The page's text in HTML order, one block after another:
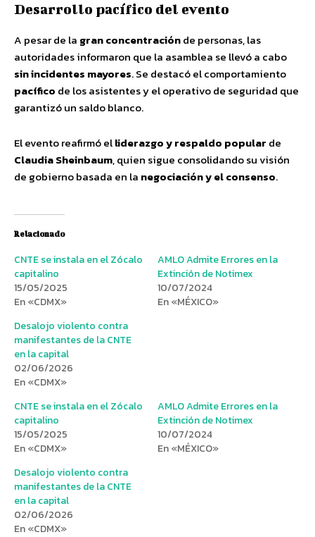
Desarrollo pacífico del evento
A pesar de la gran concentraciónde personas, las
autoridades informaron que la asamblea se llevó a cabo
sin incidentes mayores. Se destacó el comportamiento
pacífico de los asistentes y el operativo de seguridad que
garantizó un saldo blanco.
El evento reafirmó elliderazgo y respaldo popular de
Claudia Sheinbaum, quien sigue consolidando su visión
de gobierno basada en la negociación y el consenso.
Relacionado
CNTE se instala en el Zócalo
capitalino
15/05/2025
En «CDMX»
AMLO Admite Errores en la
Extinción de Notimex
10/07/2024
En «MÉXICO»
Desalojo violento contra
manifestantes de la CNTE
en la capital
02/06/2026
En «CDMX»
CNTE se instala en el Zócalo
capitalino
15/05/2025
En «CDMX»
AMLO Admite Errores en la
Extinción de Notimex
10/07/2024
En «MÉXICO»
Desalojo violento contra
manifestantes de la CNTE
en la capital
02/06/2026
En «CDMX»